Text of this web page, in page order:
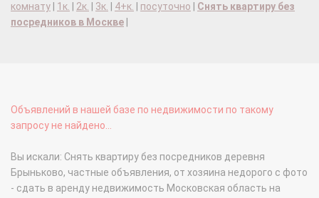
комнату
1к. 2к. 3к. 4+к. посуточно
Снять квартиру без
посредников в Москве
Объявлений в нашей базе по недвижимости по такому
запросу не найдено...
Вы искали: Снять квартиру без посредников деревня
Брыньково, частные объявления, от хозяина недорого с фото
- сдать в аренду недвижимость Московская область на